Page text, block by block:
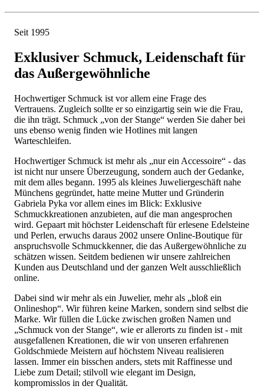
Seit 1995
Exklusiver Schmuck, Leidenschaft für
das Außergewöhnliche
Hochwertiger Schmuck ist vor allem eine Frage des
Vertrauens. Zugleich sollte er so einzigartig sein wie die Frau,
die ihn trägt. Schmuck „von der Stange“ werden Sie daher bei
uns ebenso wenig finden wie Hotlines mit langen
Warteschleifen.
Hochwertiger Schmuck ist mehr als „nur ein Accessoire“ - das
ist nicht nur unsere Überzeugung, sondern auch der Gedanke,
mit dem alles begann. 1995 als kleines Juweliergeschäft nahe
Münchens gegründet, hatte meine Mutter und Gründerin
Gabriela Pyka vor allem eines im Blick: Exklusive
Schmuckkreationen anzubieten, auf die man angesprochen
wird. Gepaart mit höchster Leidenschaft für erlesene Edelsteine
und Perlen, erwuchs daraus 2002 unsere Online-Boutique für
anspruchsvolle Schmuckkenner, die das Außergewöhnliche zu
schätzen wissen. Seitdem bedienen wir unsere zahlreichen
Kunden aus Deutschland und der ganzen Welt ausschließlich
online.
Dabei sind wir mehr als ein Juwelier, mehr als „bloß ein
Onlineshop“. Wir führen keine Marken, sondern sind selbst die
Marke. Wir füllen die Lücke zwischen großen Namen und
„Schmuck von der Stange“, wie er allerorts zu finden ist - mit
ausgefallenen Kreationen, die wir von unseren erfahrenen
Goldschmiede Meistern auf höchstem Niveau realisieren
lassen. Immer ein bisschen anders, stets mit Raffinesse und
Liebe zum Detail; stilvoll wie elegant im Design,
kompromisslos in der Qualität.